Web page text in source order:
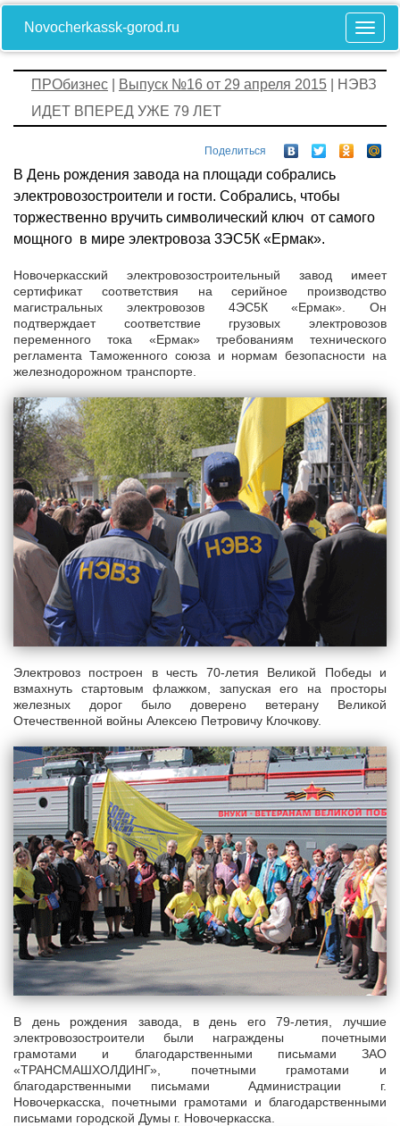
Novocherkassk-gorod.ru
ПРОбизнес Выпуск №16 от 29 апреля 2015 | НЭВЗ
ИДЕТ ВПЕРЕД УЖЕ 79 ЛЕТ
Поделиться
В День рождения завода на площади собрались
электровозостроители и гости. Собрались, чтобы
торжественно вручить символический ключ от самого
мощного в мире электровоза 3ЭС5К «Ермак».
Новочеркасский электровозостроительный завод имеет
сертификат соответствия на серийное производство
магистральных электровозов 4ЭС5К «Ермак». Он
подтверждает соответствие грузовых электровозов
переменного тока «Ермак» требованиям технического
регламента Таможенного союза и нормам безопасности на
железнодорожном транспорте.
Электровоз построен в честь 70-летия Великой Победы и
взмахнуть стартовым флажком, запуская его на просторы
железных дорог было доверено ветерану Великой
Отечественной войны Алексею Петровичу Клочкову.
В день рождения завода, в день его 79-летия, лучшие
электровозостроители были награждены почетными
грамотами и благодарственными письмами ЗАО
«ТРАНСМАШХОЛДИНГ», почетными грамотами и
благодарственными письмами Администрации г.
Новочеркасска, почетными грамотами и благодарственными
письмами городской Думы г. Новочеркасска.